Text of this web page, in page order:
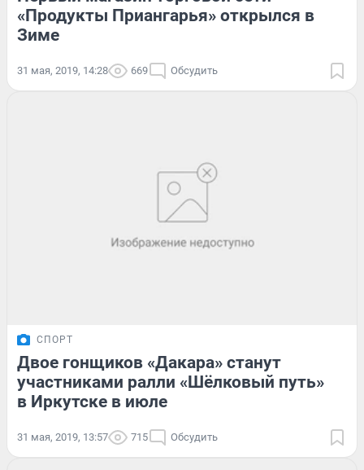
«Продукты Приангарья» открылся в
Зиме
31 мая, 2019, 14:28 669 Обсудить
СПОРТ
Двое гонщиков «Дакара» станут
участниками ралли «Шёлковый путь»
в Иркутске в июле
31 мая, 2019, 13:57 715 Обсудить